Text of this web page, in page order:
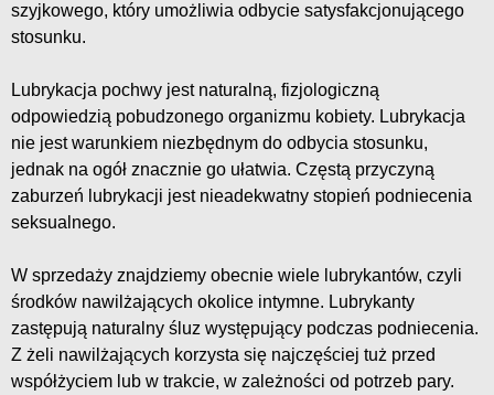
szyjkowego, który umożliwia odbycie satysfakcjonującego
stosunku.
Lubrykacja pochwy jest naturalną, fizjologiczną
odpowiedzią pobudzonego organizmu kobiety. Lubrykacja
nie jest warunkiem niezbędnym do odbycia stosunku,
jednak na ogół znacznie go ułatwia. Częstą przyczyną
zaburzeń lubrykacji jest nieadekwatny stopień podniecenia
seksualnego.
W sprzedaży znajdziemy obecnie wiele lubrykantów, czyli
środków nawilżających okolice intymne. Lubrykanty
zastępują naturalny śluz występujący podczas podniecenia.
Z żeli nawilżających korzysta się najczęściej tuż przed
współżyciem lub w trakcie, w zależności od potrzeb pary.